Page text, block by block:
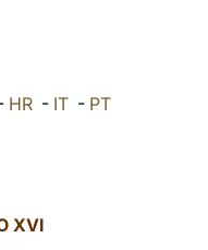
HR- IT- PT
XVI